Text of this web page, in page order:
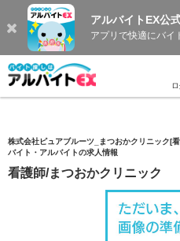
アルバイトEX公
アプリで快適にバイ
検索
株式会社ピュアブルーツ_まつおかクリニック[
バイト・アルバイトの求人情報
看護師/まつおかクリニック